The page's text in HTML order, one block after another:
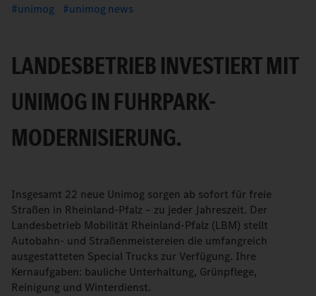
unimog unimog news
LANDESBETRIEB INVESTIERT MIT
UNIMOG IN FUHRPARK-
MODERNISIERUNG.
Insgesamt 22 neue Unimog sorgen ab sofort für freie
Straßen in Rheinland-Pfalz – zu jeder Jahreszeit. Der
Landesbetrieb Mobilität Rheinland-Pfalz (LBM) stellt
Autobahn- und Straßenmeistereien die umfangreich
ausgestatteten Special Trucks zur Verfügung. Ihre
Kernaufgaben: bauliche Unterhaltung, Grünpflege,
Reinigung und Winterdienst.